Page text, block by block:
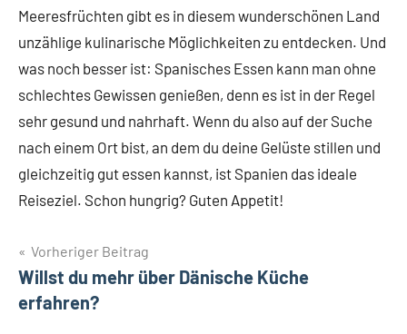
Meeresfrüchten gibt es in diesem wunderschönen Land
unzählige kulinarische Möglichkeiten zu entdecken. Und
was noch besser ist: Spanisches Essen kann man ohne
schlechtes Gewissen genießen, denn es ist in der Regel
sehr gesund und nahrhaft. Wenn du also auf der Suche
nach einem Ort bist, an dem du deine Gelüste stillen und
gleichzeitig gut essen kannst, ist Spanien das ideale
Reiseziel. Schon hungrig? Guten Appetit!
Beitragsnavigation
Vorheriger Beitrag
Willst du mehr über Dänische Küche
erfahren?